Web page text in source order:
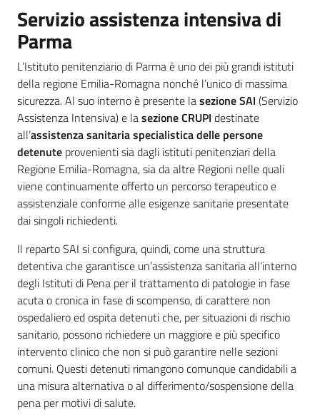
Servizio assistenza intensiva di
Parma
L’Istituto penitenziario di Parma è uno dei più grandi istituti
della regione Emilia-Romagna nonché l’unico di massima
sicurezza. Al suo interno è presente lasezione SAI (Servizio
Assistenza Intensiva) e lasezione CRUPI destinate
all’assistenza sanitaria specialistica delle persone
detenute provenienti sia dagli istituti penitenziari della
Regione Emilia-Romagna, sia da altre Regioni nelle quali
viene continuamente offerto un percorso terapeutico e
assistenziale conforme alle esigenze sanitarie presentate
dai singoli richiedenti.
Il reparto SAI si configura, quindi, come una struttura
detentiva che garantisce un’assistenza sanitaria all’interno
degli Istituti di Pena per il trattamento di patologie in fase
acuta o cronica in fase di scompenso, di carattere non
ospedaliero ed ospita detenuti che, per situazioni di rischio
sanitario, possono richiedere un maggiore e più specifico
intervento clinico che non si può garantire nelle sezioni
comuni. Questi detenuti rimangono comunque candidabili a
una misura alternativa o al differimento/sospensione della
pena per motivi di salute.